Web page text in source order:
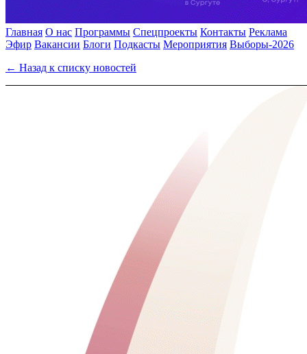
Главная О нас Программы Спецпроекты Контакты Реклама
Эфир Вакансии Блоги Подкасты Мероприятия Выборы-2026
← Назад к списку новостей